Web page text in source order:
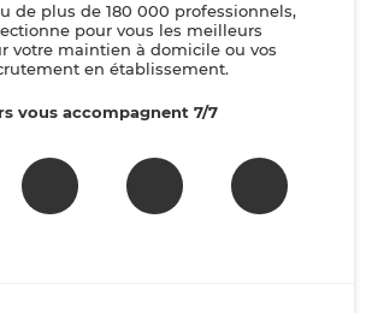
de plus de 180 000 professionnels,
pour vous les meilleurs
votre maintien à domicile ou vos
en établissement.
vous accompagnent 7/7